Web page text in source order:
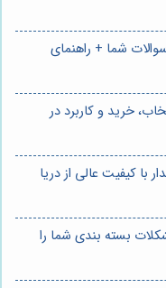
شما + راهنمای
خرید و کاربرد در
با کیفیت عالی از دریا
بسته بندی شما را